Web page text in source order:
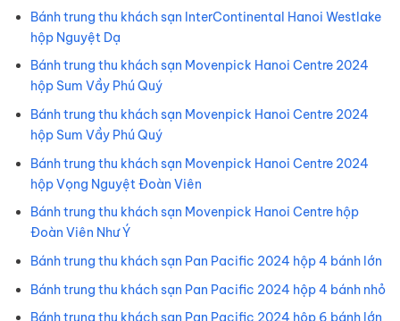
Bánh trung thu khách sạn InterContinental Hanoi Westlake
hộp Nguyệt Dạ
Bánh trung thu khách sạn Movenpick Hanoi Centre 2024
hộp Sum Vầy Phú Quý
Bánh trung thu khách sạn Movenpick Hanoi Centre 2024
hộp Sum Vầy Phú Quý
Bánh trung thu khách sạn Movenpick Hanoi Centre 2024
hộp Vọng Nguyệt Đoàn Viên
Bánh trung thu khách sạn Movenpick Hanoi Centre hộp
Đoàn Viên Như Ý
Bánh trung thu khách sạn Pan Pacific 2024 hộp 4 bánh lớn
Bánh trung thu khách sạn Pan Pacific 2024 hộp 4 bánh nhỏ
Bánh trung thu khách sạn Pan Pacific 2024 hộp 6 bánh lớn